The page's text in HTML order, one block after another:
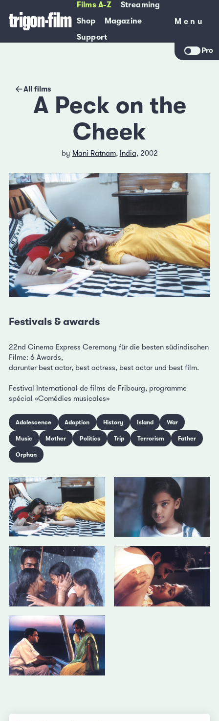
Films A-Z
Streaming
Shop
Magazine
Support
Menu
Menu
Pro
All films
A Peck on the
Cheek
by Mani Ratnam, India, 2002
Festivals & awards
22nd Cinema Express Ceremony für die besten südindischen
Filme: 6 Awards,
darunter best actor, best actress, best actor und best film.
Festival International de films de Fribourg, programme
spécial «Comédies musicales»
Adolescence Adoption History Island War
Music Mother Politics Trip Terrorism Father
Orphan